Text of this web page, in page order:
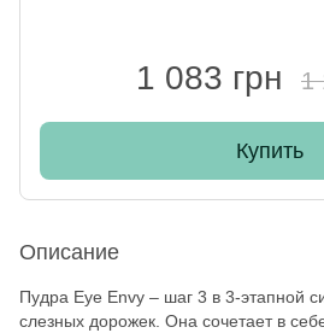
1 083 грн 1
Купить
Описание
Пудра Eye Envy – шаг 3 в 3-этапной
слезных дорожек. Она сочетает в